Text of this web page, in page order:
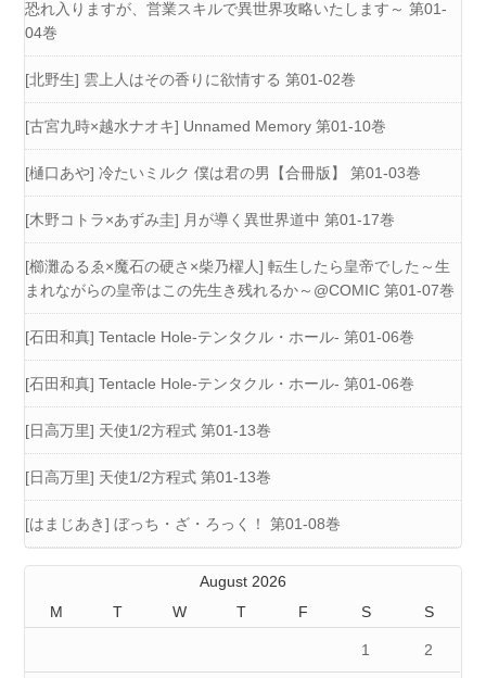
恐れ入りますが、営業スキルで異世界攻略いたします～ 第01-
04巻
[北野生] 雲上人はその香りに欲情する 第01-02巻
[古宮九時×越水ナオキ] Unnamed Memory 第01-10巻
[樋口あや] 冷たいミルク 僕は君の男【合冊版】 第01-03巻
[木野コトラ×あずみ圭] 月が導く異世界道中 第01-17巻
[櫛灘ゐるゑ×魔石の硬さ×柴乃櫂人] 転生したら皇帝でした～生
まれながらの皇帝はこの先生き残れるか～@COMIC 第01-07巻
[石田和真] Tentacle Hole-テンタクル・ホール- 第01-06巻
[石田和真] Tentacle Hole-テンタクル・ホール- 第01-06巻
[日高万里] 天使1/2方程式 第01-13巻
[日高万里] 天使1/2方程式 第01-13巻
[はまじあき] ぼっち・ざ・ろっく！ 第01-08巻
August 2026
M
T W T F S S
1 2